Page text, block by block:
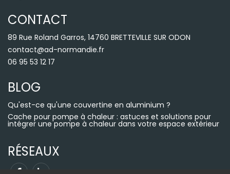
CONTACT
89 Rue Roland Garros, 14760 BRETTEVILLE SUR ODON
contact@ad-normandie.fr
06 95 53 12 17
BLOG
Qu'est-ce qu'une couvertine en aluminium ?
Cache pour pompe à chaleur : astuces et solutions pour
intégrer une pompe à chaleur dans votre espace extérieur
RÉSEAUX